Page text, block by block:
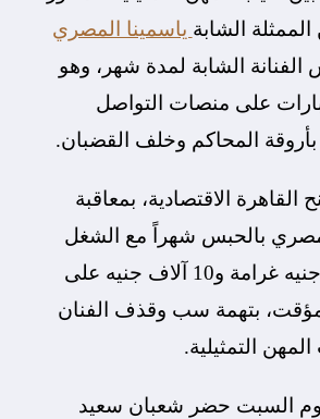
الشابة ياسمينا المصري
الفنانة الشابة لمدة شهر، وهو
على منصات التواصل
بأروقة المحاكم وخلف القضبان.
الاقتصادية، بمعاقبة
المصري بالحبس شهراً مع الشغل
والنفاذ، و15 ألف جنيه غرامة و10 آلاف جنيه على
بتهمة سب وقذف الفنان
التمثيلية.
السبت حضر شعبان سعيد